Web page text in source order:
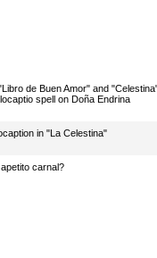
de Buen Amor" and
spell on Doña Endrina
in "La Celestina"
carnal?